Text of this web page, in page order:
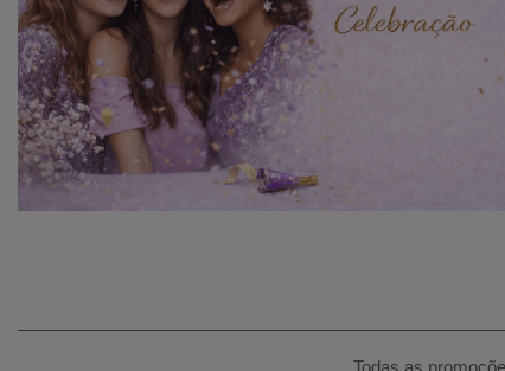
Todas as